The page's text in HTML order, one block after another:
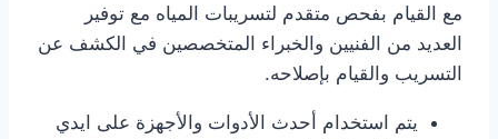
مع القيام بفحص متقدم لتسريبات المياه مع توفير
العديد من الفنيين والخبراء المتخصصين في الكشف عن
التسريب والقيام بإصلاحه.
يتم استخدام أحدث الأدوات والأجهزة على ايدي